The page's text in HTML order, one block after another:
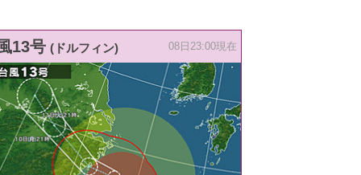
13号 (ドルフィン) 08日23:00現在